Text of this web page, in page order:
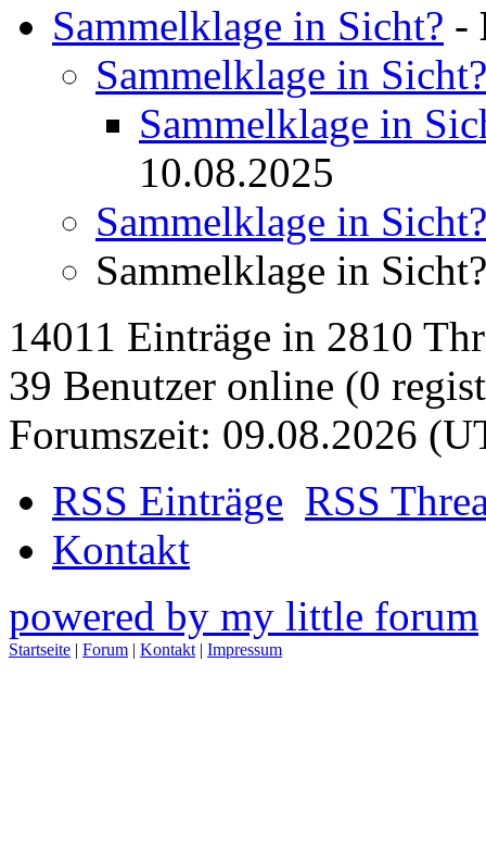
Sammelklage in Sicht? -
Sammelklage in Sicht?
Sammelklage in
10.08.2025
Sammelklage in Sicht?
Sammelklage in Sicht?
14011 Einträge in 2810
39 Benutzer online (0
Forumszeit: 09.08.2026
RSS Einträge RSS
Kontakt
powered by my little forum
Startseite | Forum | Kontakt | Impressum